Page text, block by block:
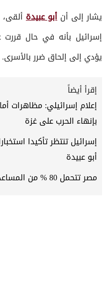
يشار إلى أن أبو عبيدة
إسرائيل بأنه في حال
يؤدي إلى إلحاق ضرر بالأسرى.
إقرأ أيضاً
بإنهاء الحرب على غزة
إسرائيل تنتظر تأكيدا
أبو عبيدة
مصر تتحمل 80 % من المساعدات الإنسانية لقطاع غزة